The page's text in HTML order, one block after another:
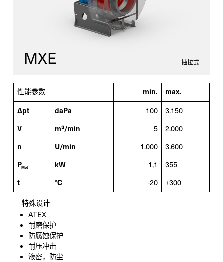
MXE 抽拉式
性能参数 min. max.
Δpt daPa 100
3.150
V
m³/min 5
2.000
n
U/min 1.000
3.600
PMot kW 1,1
355
t
°C -20 +300
特殊设计
ATEX
耐磨保护
防腐蚀保护
耐压冲击
液密，防尘
新业务